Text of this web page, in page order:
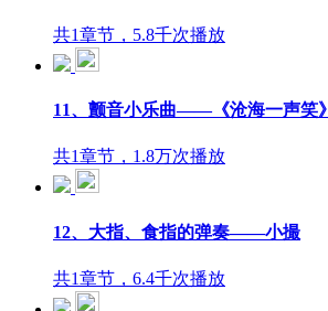
共1章节，5.8千次播放
11、颤音小乐曲——《沧海一声笑》
共1章节，1.8万次播放
12、大指、食指的弹奏——小撮
共1章节，6.4千次播放